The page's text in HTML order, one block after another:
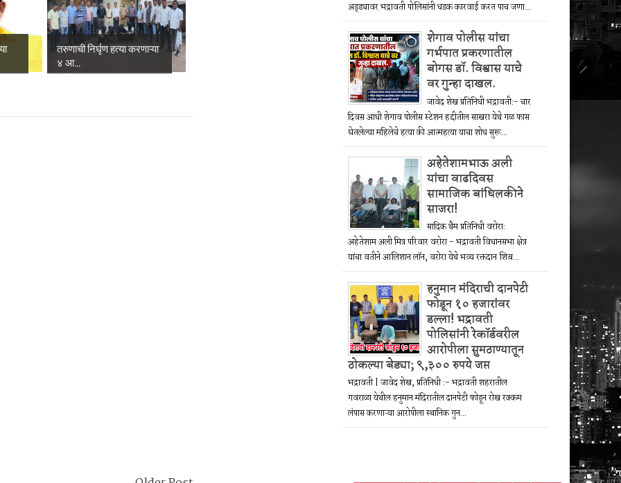
तरुणाची निर्घृण हत्या करणाऱ्या
४ आ...
अड्ड्यावर भद्रावती पोलिसांनी धडक कारवाई करत पाच जणा...
शेगाव पोलीस यांचा
गर्भपात प्रकरणातील
बोगस डॉ. विश्वास याचे
वर गुन्हा दाखल.
जावेद शेख प्रतिनिधी भद्रावती:- चार
दिवस आधी शेगाव पोलीस स्टेशन हद्दीतील साखरा येथे गळ फास
घेतलेल्या महिलेचे हत्या की आत्महत्या याचा शोध सुरू...
अहेतेशामभाऊ अली
यांचा वाढदिवस
सामाजिक बांधिलकीने
साजरा!
सादिक थैम प्रतिनिधी वरोरा:
अहेतेशाम अली मित्र परिवार वरोरा - भद्रावती विधानसभा क्षेत्र
यांचा वतीने आलिशान लॉन, वरोरा येथे भव्य रक्तदान शिब...
हनुमान मंदिराची दानपेटी
फोडून १० हजारांवर
डल्ला! भद्रावती
पोलिसांनी रेकॉर्डवरील
आरोपीला सुमठाण्यातून
ठोकल्या बेड्या; ९,३०० रुपये जप्त
भद्रावती | जावेद शेख, प्रतिनिधी :- भद्रावती शहरातील
गवराळा येथील हनुमान मंदिरातील दानपेटी फोडून रोख रक्कम
लंपास करणाऱ्या आरोपीला स्थानिक गुन...